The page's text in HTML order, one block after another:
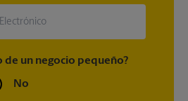
de un negocio pequeño?
No